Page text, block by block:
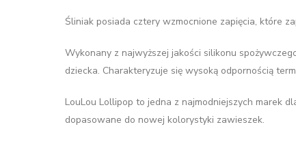
Śliniak posiada cztery wzmocnione zapięcia, które
Wykonany z najwyższej jakości silikonu
dziecka. Charakteryzuje się wysoką odpornością
LouLou Lollipop to jedna z najmodniejszych marek
dopasowane do nowej kolorystyki zawieszek.